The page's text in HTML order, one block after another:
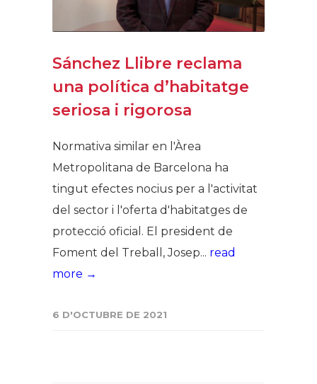
Sánchez Llibre reclama
una política d’habitatge
seriosa i rigorosa
Normativa similar en l'Àrea
Metropolitana de Barcelona ha
tingut efectes nocius per a l'activitat
del sector i l'oferta d'habitatges de
protecció oficial. El president de
Foment del Treball, Josep... read
more →
6 D'OCTUBRE DE 2021